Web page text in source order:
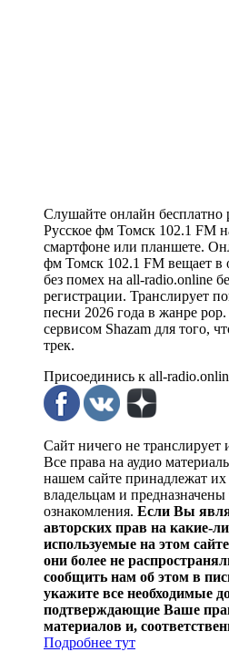
Слушайте онлайн бесплатно
Русское фм Томск 102.1 FM
смартфоне или планшете.
фм Томск 102.1 FM вещает в
без помех на all-radio.online
регистрации. Транслирует
песни 2026 года в жанре
сервисом Shazam для того,
трек.
Присоединись к all-
Сайт ничего не транслирует
Все права на аудио
нашем сайте принадлежат
владельцам и предназначены
ознакомления. Если Вы
авторских прав на какие-
используемые на этом
они более не
сообщить нам об этом в
укажите все необходимые
подтверждающие Ваше
материалов и,
Подробнее тут